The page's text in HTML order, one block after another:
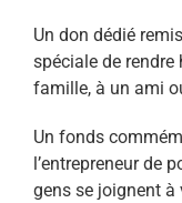
Un don dédié
spéciale de
famille, à un ami
Un fonds
l’entrepreneur de
gens se joignent à